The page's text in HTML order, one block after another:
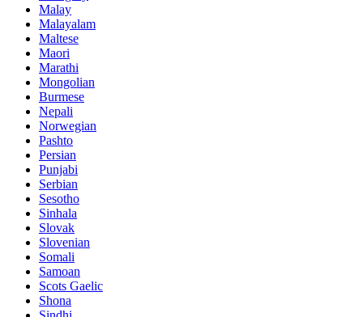
Malay
Malayalam
Maltese
Maori
Marathi
Mongolian
Burmese
Nepali
Norwegian
Pashto
Persian
Punjabi
Serbian
Sesotho
Sinhala
Slovak
Slovenian
Somali
Samoan
Scots Gaelic
Shona